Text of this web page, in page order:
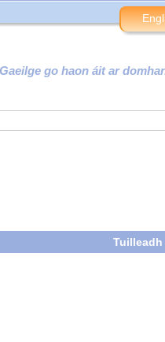
go haon áit ar
Tuilleadh